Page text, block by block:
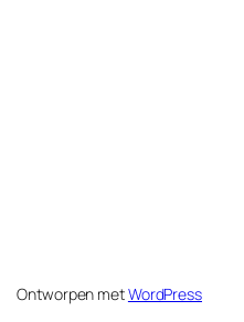
Ontworpen metWordPress